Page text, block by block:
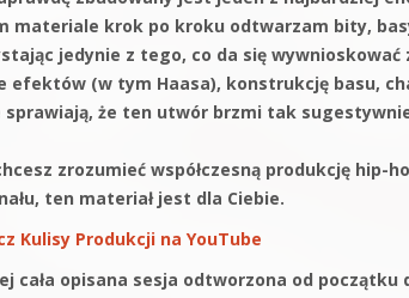
materiale krok po kroku odtwarzam bity,
jedynie z tego, co da się
efektów (w tym Haasa), konstrukcję basu,
że ten utwór brzmi tak
zrozumieć współczesną produkcję hip-
ten materiał jest dla Ciebie.
Kulisy Produkcji na YouTube
cała opisana sesja odtworzona od początku